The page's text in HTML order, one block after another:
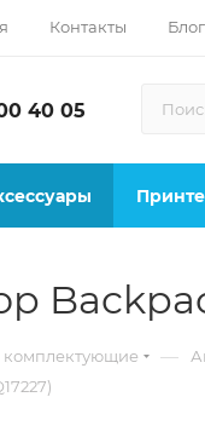
Контакты Блог
40 05
комплектующие —